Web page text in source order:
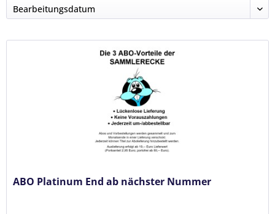
ABO Platinum End ab nächster Nummer